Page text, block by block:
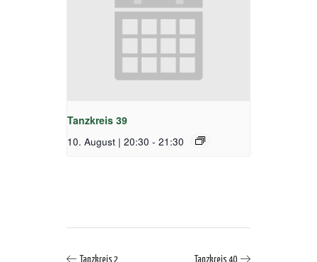
Tanzkreis 39
10. August | 20:30 - 21:30
Tanzkreis 2 Tanzkreis 40